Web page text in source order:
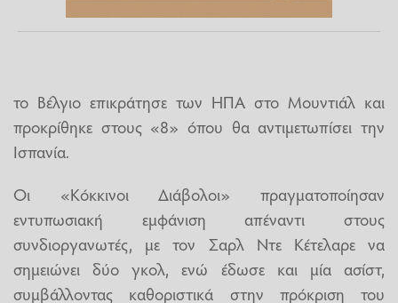
το Βέλγιο επικράτησε των ΗΠΑ στο Μουντιάλ και
προκρίθηκε στους «8» όπου θα αντιμετωπίσει την
Ισπανία.
Οι «Κόκκινοι Διάβολοι» πραγματοποίησαν
εντυπωσιακή εμφάνιση απέναντι στους
συνδιοργανωτές, με τον Σαρλ Ντε Κέτελαρε να
σημειώνει δύο γκολ, ενώ έδωσε και μία ασίστ,
συμβάλλοντας καθοριστικά στην πρόκριση του